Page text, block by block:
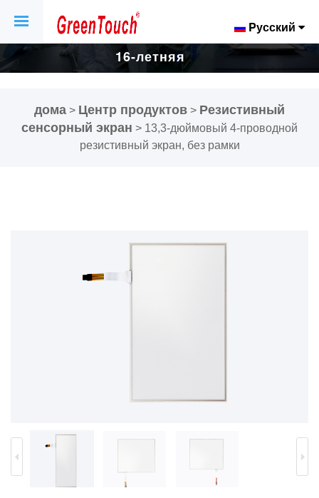
16-летняя
сенсорных
Pусский
дома > Центр продуктов > Резистивный
сенсорный экран > 13,3-дюймовый 4-проводной
резистивный экран, без рамки